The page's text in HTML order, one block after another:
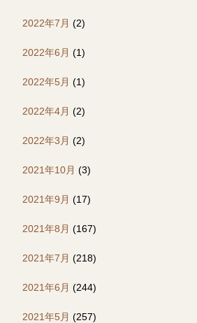
2022年7月 (2)
2022年6月 (1)
2022年5月 (1)
2022年4月 (2)
2022年3月 (2)
2021年10月 (3)
2021年9月 (17)
2021年8月 (167)
2021年7月 (218)
2021年6月 (244)
2021年5月 (257)